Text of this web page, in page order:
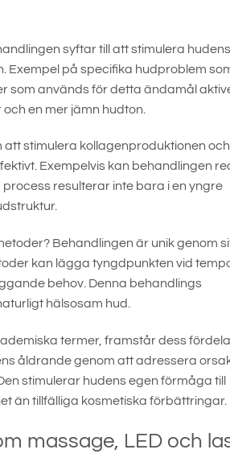
syftar till att stimulera hudens
Exempel på specifika hudproblem
som används för detta ändamål
en mer jämn hudton.
stimulera kollagenproduktionen och
Exempelvis kan behandlingen
resulterar inte bara i en yngre
Behandlingen är unik genom
kan lägga tyngdpunkten vid
behov. Denna behandlings
hälsosam hud.
termer, framstår dess
åldrande genom att adressera
stimulerar hudens egen förmåga till
än tillfälliga kosmetiska förbättringar.
massage, LED och